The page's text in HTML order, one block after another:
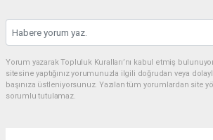
Yorum yazarak Topluluk Kuralları’nı kabul etmiş
sitesine yaptığınız yorumunuzla ilgili doğrudan veya
başınıza üstleniyorsunuz. Yazılan tüm yorumlardan site
sorumlu tutulamaz.